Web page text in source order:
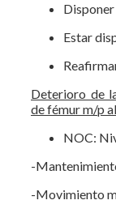
Disponer
Estar
Deterioro de
de fémur m/p
NOC:
-
-Movimiento